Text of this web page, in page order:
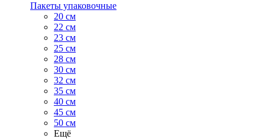
Пакеты упаковочные
20 см
22 см
23 см
25 см
28 см
30 см
32 см
35 см
40 см
45 см
50 см
Ещё